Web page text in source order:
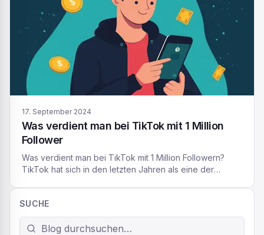
darüber nachgedacht, ob man mit ein paar viralen
Videos reich werden kann. Die kurze Antwort: Ja, man
kann Geld […]
17. September 2024
Was verdient man bei TikTok mit 1 Million
Follower
Was verdient man bei TikTok mit 1 Million Followern?
TikTok hat sich in den letzten Jahren als eine der
große Fangemeinde aufzubauen. Ein weit verbreitetes
Ziel ist es, die magische Grenze von 1 Million Followern
zu erreichen, da dies nicht nur ein Beweis […]
SUCHE